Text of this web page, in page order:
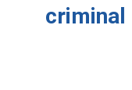
criminal